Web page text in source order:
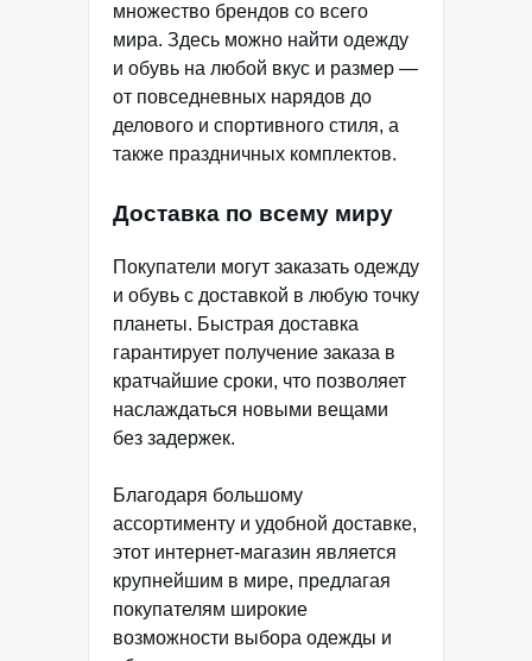
множество брендов со всего
мира. Здесь можно найти одежду
и обувь на любой вкус и размер —
от повседневных нарядов до
делового и спортивного стиля, а
также праздничных комплектов.
Доставка по всему миру
Покупатели могут заказать одежду
и обувь с доставкой в любую точку
планеты. Быстрая доставка
гарантирует получение заказа в
кратчайшие сроки, что позволяет
наслаждаться новыми вещами
без задержек.
Благодаря большому
ассортименту и удобной доставке,
этот интернет-магазин является
крупнейшим в мире, предлагая
покупателям широкие
возможности выбора одежды и